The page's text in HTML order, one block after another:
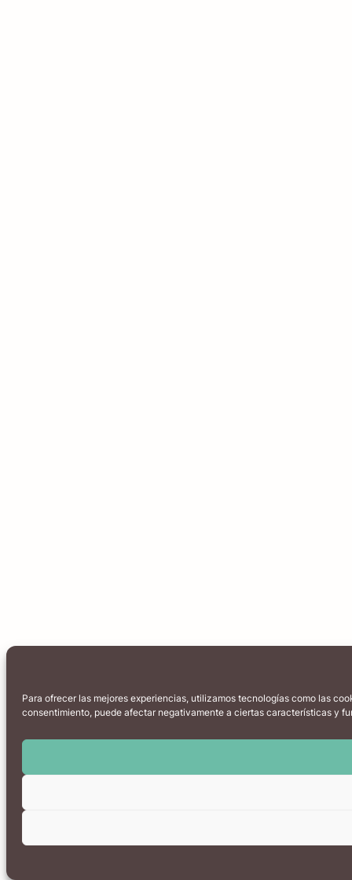
Para ofrecer las mejores experiencias, utilizamos tecnologías como las
consentimiento, puede afectar negativamente a ciertas características y